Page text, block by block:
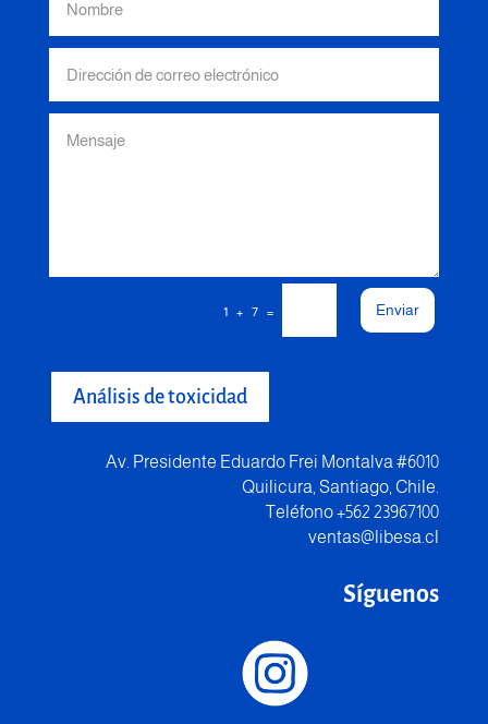
1 + 7 = Enviar
Análisis de toxicidad
Av. Presidente Eduardo Frei Montalva #6010
Quilicura, Santiago, Chile.
Teléfono +562 23967100
ventas@libesa.cl
Síguenos